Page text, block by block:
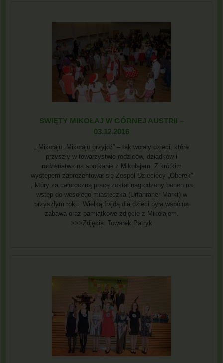
SWIĘTY MIKOŁAJ W GÓRNEJ AUSTRII –
03.12.2016
„ Mikołaju, Mikołaju przyjdź” – tak wołały dzieci, które
przyszły w towarzystwie rodziców, dziadków i
rodzeństwa na spotkanie z Mikołajem. Z krótkim
występem zaprezentował się Zespół Dziecięcy „Oberek”
, który za całoroczną pracę został nagrodzony bonen na
wstęp do wesołego miasteczka (Urfahraner Markt) w
przyszłym roku. Wielką frajdą dla dzieci była wspólna
zabawa oraz pamiątkowe zdjęcie z Mikołajem.
>>>Zdjęcia: Towarek Patryk